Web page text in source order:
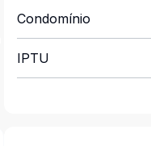
Condomínio
IPTU